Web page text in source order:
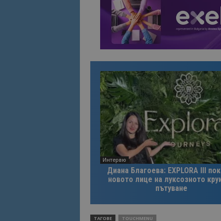
Интервю
Диана Благоева: EXPLORA III
новото лице на луксозното
пътуване
ТАГОВЕ TOUCHMENU
Име
is_unique
_ga_B09EBBY8PY
_ga_WXPDN4HSCV
_ga_FK650GXHRZ
_ga
Име
sc_is_visitor_unique